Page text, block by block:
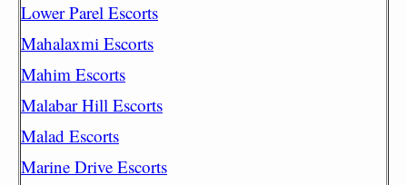
Lower Parel Escorts
Mahalaxmi Escorts
Mahim Escorts
Malabar Hill Escorts
Malad Escorts
Marine Drive Escorts